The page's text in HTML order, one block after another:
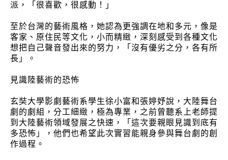
派，「很喜歡，很感動！」
至於台灣的藝術風格，她認為更強調在地和多元，像是
客家、原住民等文化，小而精緻，深刻感受到各種文化
想把自己聲音發出來的努力，「沒有優劣之分，各有所
長」。
見識陸藝術的恐怖
玄奘大學影劇藝術系學生徐小富和張婷妤說，大陸舞台
劇的劇組，分工細緻，極為專業，之前曾聽系上老師提
到大陸藝術領域發展之快速，「這次要親眼見識到底有
多恐怖」，他們也希望此次實習能親身參與舞台劇的創
作過程。